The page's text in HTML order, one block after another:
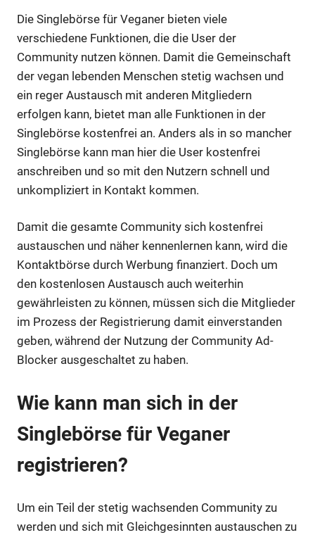
Die Singlebörse für Veganer bieten viele
verschiedene Funktionen, die die User der
Community nutzen können. Damit die Gemeinschaft
der vegan lebenden Menschen stetig wachsen und
ein reger Austausch mit anderen Mitgliedern
erfolgen kann, bietet man alle Funktionen in der
Singlebörse kostenfrei an. Anders als in so mancher
Singlebörse kann man hier die User kostenfrei
anschreiben und so mit den Nutzern schnell und
unkompliziert in Kontakt kommen.
Damit die gesamte Community sich kostenfrei
austauschen und näher kennenlernen kann, wird die
Kontaktbörse durch Werbung finanziert. Doch um
den kostenlosen Austausch auch weiterhin
gewährleisten zu können, müssen sich die Mitglieder
im Prozess der Registrierung damit einverstanden
geben, während der Nutzung der Community Ad-
Blocker ausgeschaltet zu haben.
Wie kann man sich in der
Singlebörse für Veganer
registrieren?
Um ein Teil der stetig wachsenden Community zu
werden und sich mit Gleichgesinnten austauschen zu